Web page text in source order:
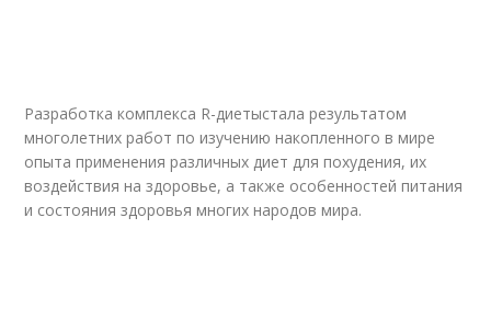
Разработка комплекса R-диетыстала результатом
многолетних работ по изучению накопленного в мире
опыта применения различных диет для похудения, их
воздействия на здоровье, а также особенностей питания
и состояния здоровья многих народов мира.